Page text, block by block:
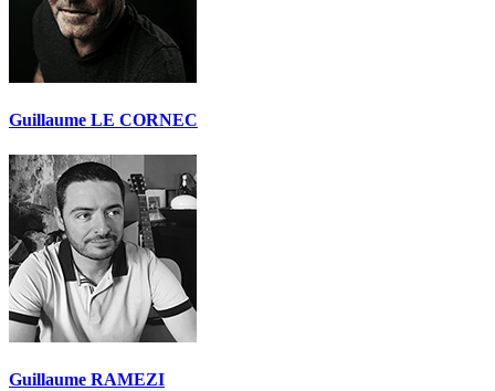
Guillaume LE CORNEC
Guillaume RAMEZI